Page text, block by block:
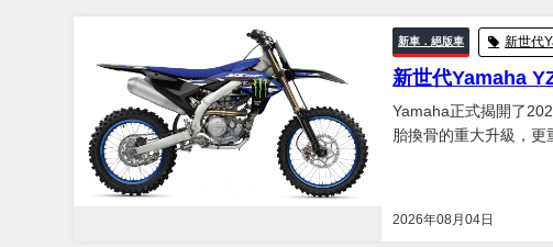
新車．絕版車 新世代
新世代Yamaha
2026年08月04日
Yamaha正式揭開了
胎換骨的重大升級，更